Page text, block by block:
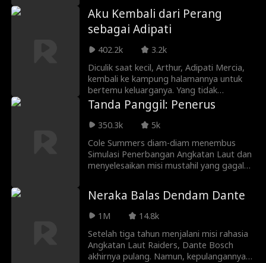
kekuasaannya. Dengan tekad yang kuat,
Niki memutuskan untuk mengambil
kembali semua yang sebelumnya akan
diberikan pada Bunga dan memilih untuk
membagikannya dengan Elsa. Ia
meninggalkan Bunga dengan penuh
penyesalan.
tukang. Saat lapangan tembak terancam
diambil alih, dia muncul melindungi Jane
dan putrinya Rebecca, memamerkan
identitas misteriusnya.
Aku Kembali dari Perang
sebagai Adipati
402.2k
3.2k
Diculik saat kecil, Arthur, Adipati Mercia,
kembali ke kampung halamannya untuk
bertemu keluarganya. Yang tidak
disangka olehnya adalah bahwa
keluarganya ternyata dianiaya oleh semua
orang di kota itu. Dengan identitasnya
membalas dendam untuk keluarganya?
Tanda Panggil: Penerus
350.3k
5k
Cole Summers diam-diam menembus
Simulasi Penerbangan Angkatan Laut dan
menyelesaikan misi mustahil yang gagal
fakta jelas: dialah harapan terakhir untuk
menghentikan Perang Dunia III. Namun
sebelum menyelamatkan dunia, Cole
harus menghadapi politisi korup,
miliarder teknologi berbahaya, dan masa
lalu keluarganya yang kelam.
Neraka Balas Dendam Dante
1M
14.8k
Setelah tiga tahun menjalani misi rahasia
Angkatan Laut Raiders, Dante Bosch
akhirnya pulang. Namun, kepulangannya